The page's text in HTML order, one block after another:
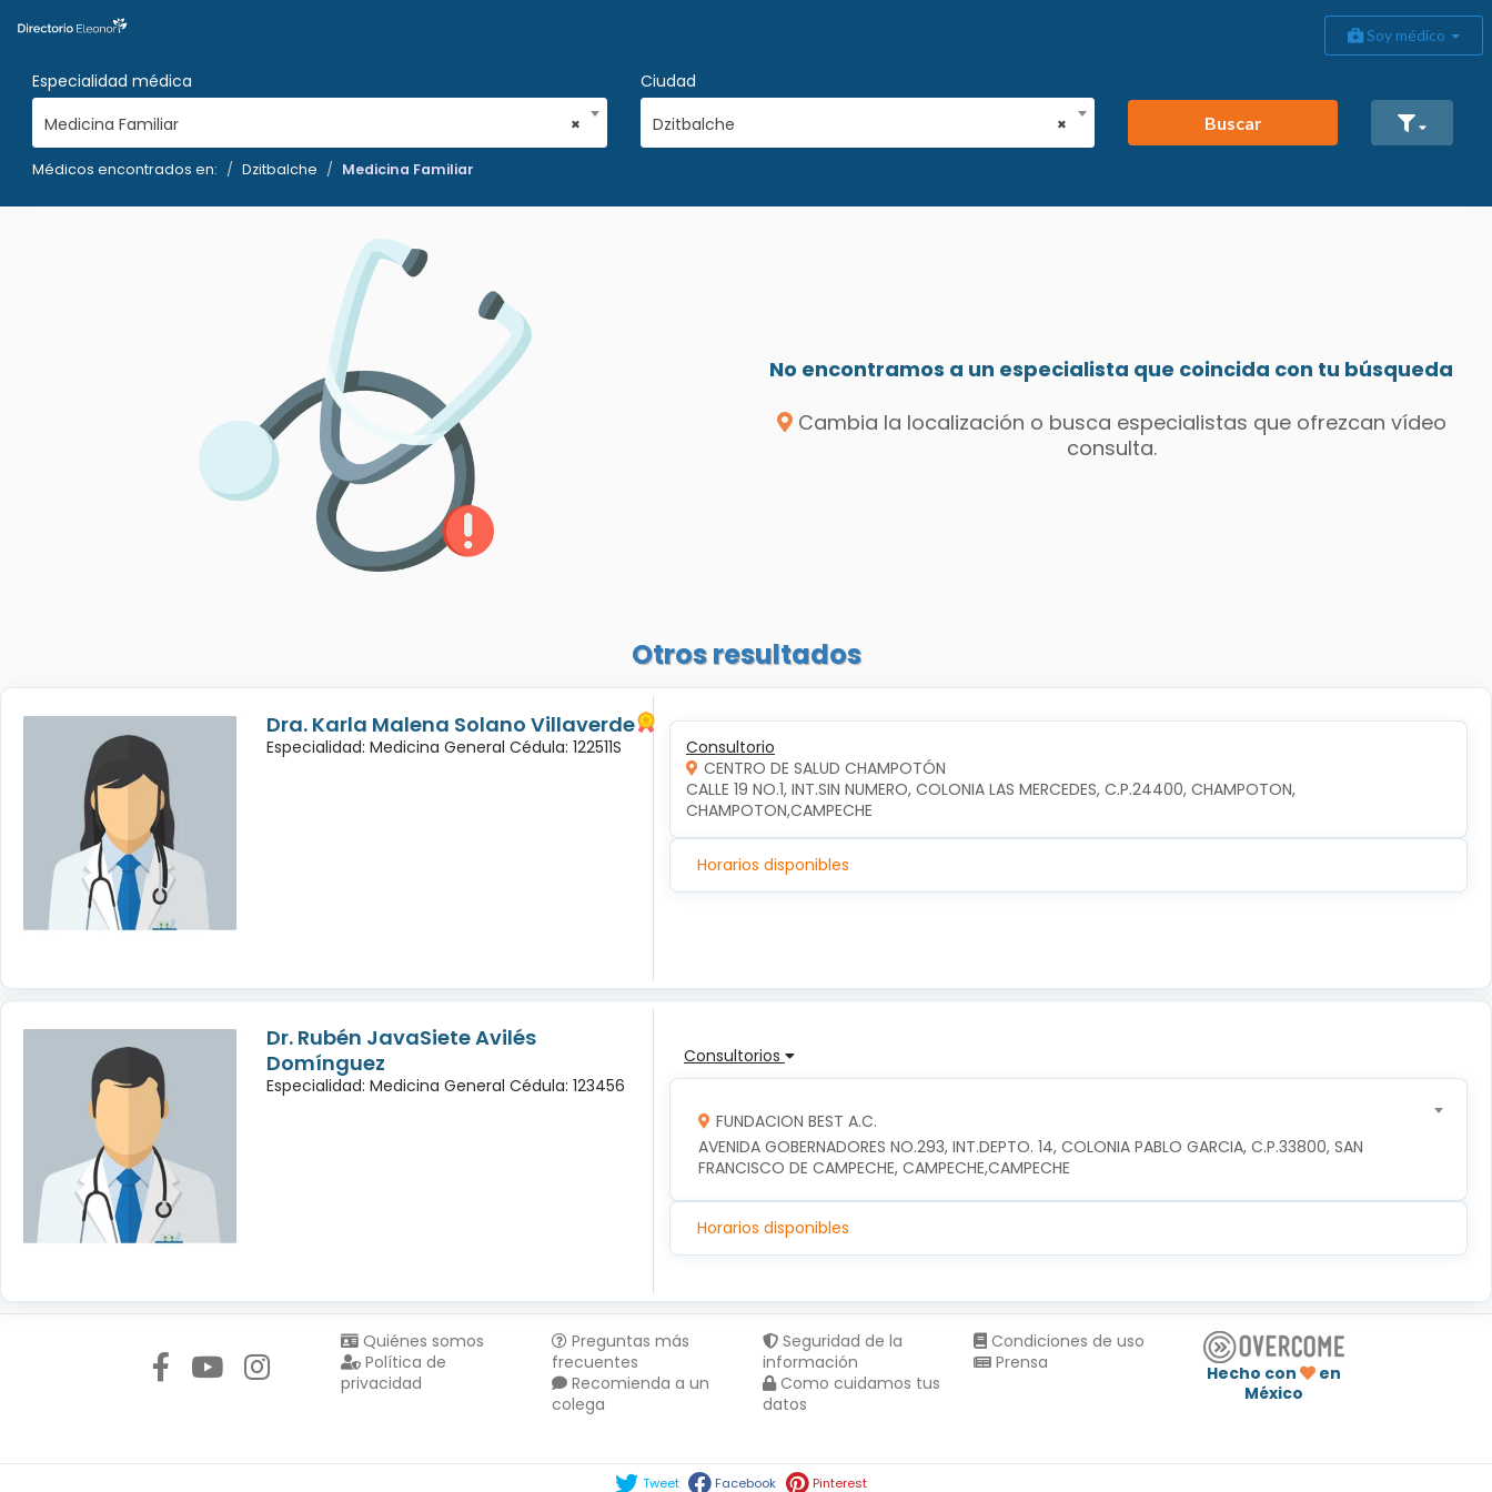
Soy médico
Especialidad médica
×
Medicina Familiar
Ciudad
×
Dzitbalche Buscar
Médicos encontrados en: Dzitbalche Medicina Familiar
No encontramos a un especialista que coincida con tu búsqueda
Cambia la localización o busca especialistas que ofrezcan vídeo
consulta.
Otros resultados
Dra. Karla Malena Solano Villaverde
Especialidad: Medicina General Cédula: 122511S
Consultorio
CENTRO DE SALUD CHAMPOTÓN
CALLE 19 NO.1, INT.SIN NUMERO, COLONIA LAS MERCEDES, C.P.24400, CHAMPOTON,
CHAMPOTON,CAMPECHE
Horarios disponibles
Dr. Rubén JavaSiete Avilés
Domínguez
Especialidad: Medicina General Cédula: 123456
Consultorios
FUNDACION BEST A.C.
AVENIDA GOBERNADORES NO.293, INT.DEPTO. 14, COLONIA PABLO GARCIA, C.P.33800, SAN
FRANCISCO DE CAMPECHE, CAMPECHE,CAMPECHE
Horarios disponibles
Quiénes somos
Política de
privacidad
Preguntas más
frecuentes
Recomienda a un
colega
Seguridad de la
información
Como cuidamos tus
datos
Condiciones de uso
Prensa
Hecho con
en
México
Tweet Facebook Pinterest